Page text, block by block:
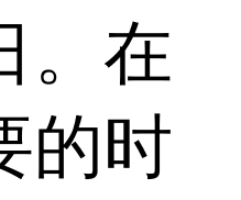
。在
的时